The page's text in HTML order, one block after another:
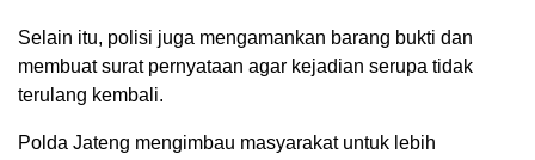
Selain itu, polisi juga mengamankan barang bukti dan
membuat surat pernyataan agar kejadian serupa tidak
terulang kembali.
Polda Jateng mengimbau masyarakat untuk lebih